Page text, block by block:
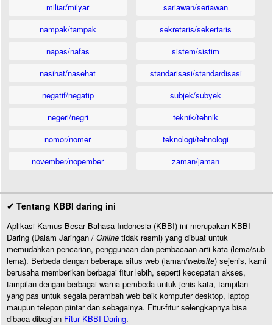
miliar/milyar
nampak/tampak
napas/nafas
nasihat/nasehat
negatif/negatip
negeri/negri
nomor/nomer
november/nopember
sariawan/seriawan
sekretaris/sekertaris
sistem/sistim
standarisasi/standardisasi
subjek/subyek
teknik/tehnik
teknologi/tehnologi
zaman/jaman
✔ Tentang KBBI daring ini
Aplikasi Kamus Besar Bahasa Indonesia (KBBI) ini merupakan KBBI
Daring (Dalam Jaringan / Online tidak resmi) yang dibuat untuk
memudahkan pencarian, penggunaan dan pembacaan arti kata (lema/sub
lema). Berbeda dengan beberapa situs web (laman/website) sejenis, kami
berusaha memberikan berbagai fitur lebih, seperti kecepatan akses,
tampilan dengan berbagai warna pembeda untuk jenis kata, tampilan
yang pas untuk segala perambah web baik komputer desktop, laptop
maupun telepon pintar dan sebagainya. Fitur-fitur selengkapnya bisa
dibaca dibagian Fitur KBBI Daring.